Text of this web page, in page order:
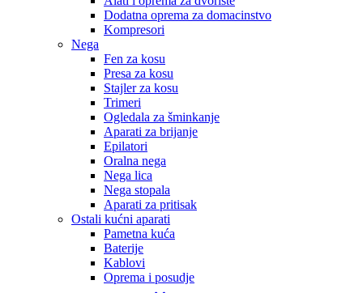
Dodatna oprema za domacinstvo
Kompresori
Nega
Fen za kosu
Presa za kosu
Stajler za kosu
Trimeri
Ogledala za šminkanje
Aparati za brijanje
Epilatori
Oralna nega
Nega lica
Nega stopala
Aparati za pritisak
Ostali kućni aparati
Pametna kuća
Baterije
Kablovi
Oprema i posudje